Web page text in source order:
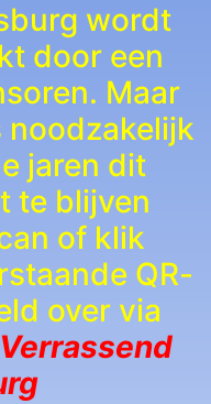
wordt
door een
Maar
noodzakelijk
jaren dit
te blijven
of klik
QR-
over via
Verrassend